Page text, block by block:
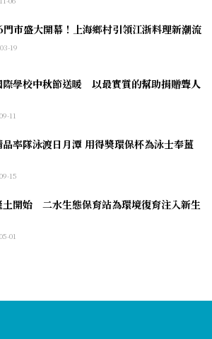
門市盛大開幕！上海鄉村引領江浙料理新潮流
19
際學校中秋節送暖 以最實質的幫助捐贈聾人
11
品率隊泳渡日月潭 用得獎環保杯為泳士奉薑
15
土開始 二水生態保育站為環境復育注入新生
01